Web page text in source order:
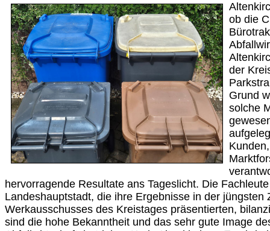
ob die
der
Grund
solche
hervorragende Resultate ans Tageslicht. Die
Landeshauptstadt, die ihre Ergebnisse in der jüngsten
Werkausschusses des Kreistages präsentierten,
sind die hohe Bekanntheit und das sehr gute Image